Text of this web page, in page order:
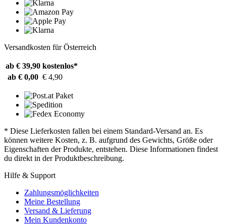
Versandkosten für Österreich
ab € 39,90 kostenlos*
ab € 0,00 € 4,90
* Diese Lieferkosten fallen bei einem Standard-Versand an. Es
können weitere Kosten, z. B. aufgrund des Gewichts, Größe oder
Eigenschaften der Produkte, entstehen. Diese Informationen findest
du direkt in der Produktbeschreibung.
Hilfe & Support
Zahlungsmöglichkeiten
Meine Bestellung
Versand & Lieferung
Mein Kundenkonto